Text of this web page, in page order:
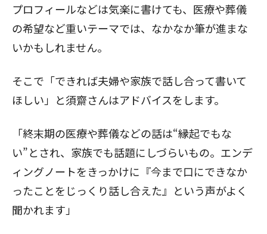
プロフィールなどは気楽に書けても、医療や葬儀
の希望など重いテーマでは、なかなか筆が進まな
いかもしれません。
そこで「できれば夫婦や家族で話し合って書いて
ほしい」と須齋さんはアドバイスをします。
「終末期の医療や葬儀などの話は“縁起でもな
い”とされ、家族でも話題にしづらいもの。エンデ
ィングノートをきっかけに『今まで口にできなか
ったことをじっくり話し合えた』という声がよく
聞かれます」